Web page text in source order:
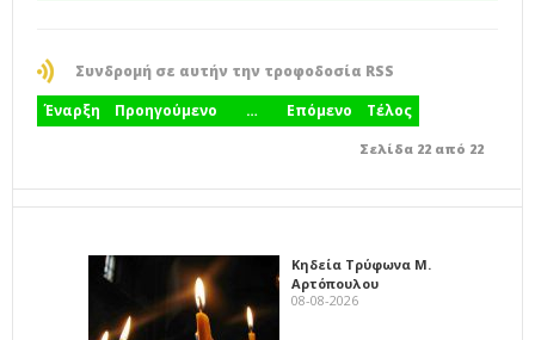
Συνδρομή σε αυτήν την τροφοδοσία RSS
Έναρξη
Προηγούμενο … Επόμενο Τέλος
Σελίδα 22 από 22
Κηδεία Τρύφωνα Μ.
Αρτόπουλου
08-08-2026